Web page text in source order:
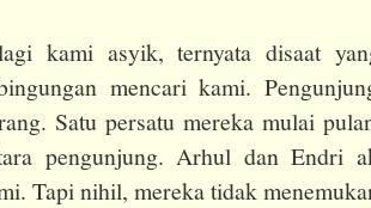
kami asyik, ternyata disaat
mencari kami.
Satu persatu mereka mulai
pengunjung. Arhul dan Endri
Tapi nihil, mereka tidak